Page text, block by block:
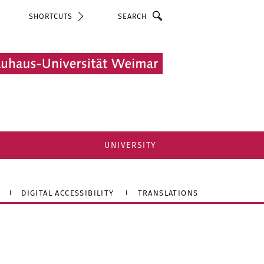
SHORTCUTS
UNIVERSITY
DIGITAL ACCESSIBILITY TRANSLATIONS